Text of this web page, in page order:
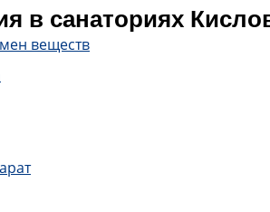
в санаториях
веществ